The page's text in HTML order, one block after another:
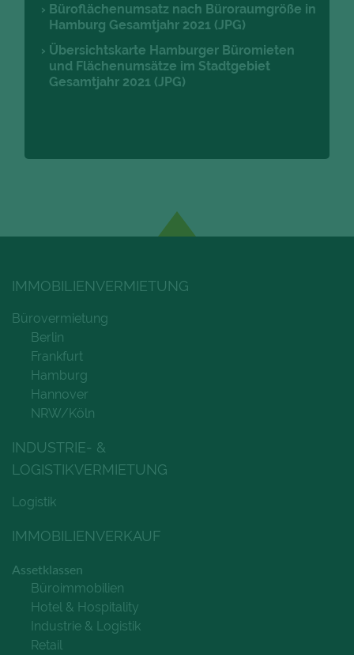
Büroflächenumsatz nach Büroraumgröße in
Hamburg Gesamtjahr 2021 (JPG)
Übersichtskarte Hamburger Büromieten
und Flächenumsätze im Stadtgebiet
Gesamtjahr 2021 (JPG)
IMMOBILIENVERMIETUNG
Bürovermietung
Berlin
Frankfurt
Hamburg
Hannover
NRW/Köln
INDUSTRIE- &
LOGISTIKVERMIETUNG
Logistik
IMMOBILIENVERKAUF
Assetklassen
Büroimmobilien
Hotel & Hospitality
Industrie & Logistik
Retail